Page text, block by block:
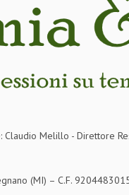
Melillo - Direttore
(MI) – C.F.